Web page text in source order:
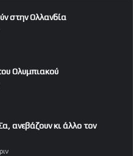
στην Ολλανδία
Ολυμπιακού
ανεβάζουν κι άλλο τον